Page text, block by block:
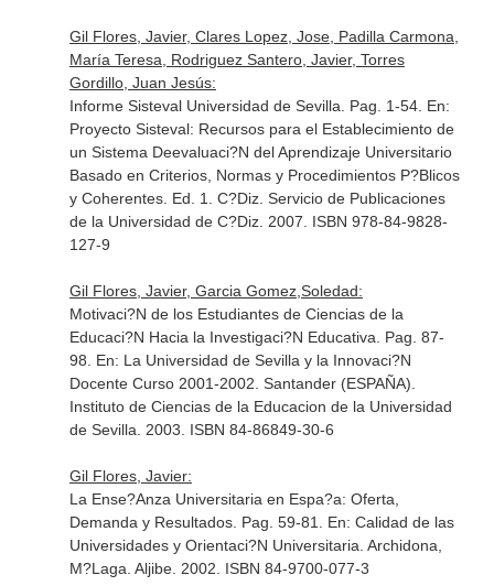
Gil Flores, Javier, Clares Lopez, Jose, Padilla Carmona,
María Teresa, Rodriguez Santero, Javier, Torres
Gordillo, Juan Jesús:
Informe Sisteval Universidad de Sevilla. Pag. 1-54. En:
Proyecto Sisteval: Recursos para el Establecimiento de
un Sistema Deevaluaci?N del Aprendizaje Universitario
Basado en Criterios, Normas y Procedimientos P?Blicos
y Coherentes. Ed. 1. C?Diz. Servicio de Publicaciones
de la Universidad de C?Diz. 2007. ISBN 978-84-9828-
127-9
Gil Flores, Javier, Garcia Gomez,Soledad:
Motivaci?N de los Estudiantes de Ciencias de la
Educaci?N Hacia la Investigaci?N Educativa. Pag. 87-
98. En: La Universidad de Sevilla y la Innovaci?N
Docente Curso 2001-2002 . Santander (ESPAÑA).
Instituto de Ciencias de la Educacion de la Universidad
de Sevilla. 2003. ISBN 84-86849-30-6
Gil Flores, Javier:
La Ense?Anza Universitaria en Espa?a: Oferta,
Demanda y Resultados. Pag. 59-81. En: Calidad de las
Universidades y Orientaci?N Universitaria . Archidona,
M?Laga. Aljibe. 2002. ISBN 84-9700-077-3